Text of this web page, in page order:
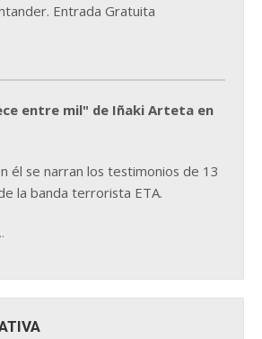
Entrada Gratuita
entre mil" de Iñaki Arteta en
él se narran los testimonios de 13
la banda terrorista ETA.